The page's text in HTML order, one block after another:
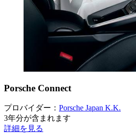
Porsche Connect
プロバイダー： Porsche Japan K.K.
3年分が含まれます
詳細を見る